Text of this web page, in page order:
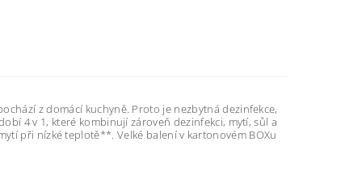
z domácí kuchyně. Proto je nezbytná dezinfekce,
4 v 1, které kombinují zároveň dezinfekci, mytí, sůl a
při nízké teplotě**. Velké balení v kartonovém BOXu